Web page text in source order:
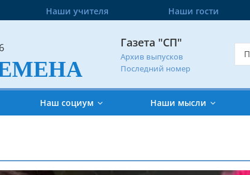
Наши учителя Наши гости
Газета "СП"
Архив выпусков
Последний номер
Наш социум Наши мысли